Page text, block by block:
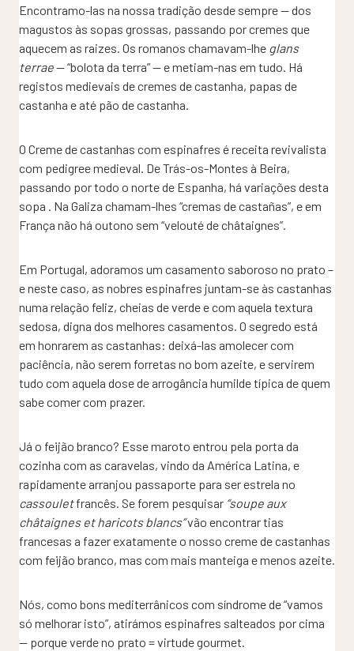
Encontramo-las na nossa tradição desde sempre — dos
magustos às sopas grossas, passando por cremes que
aquecem as raizes. Os romanos chamavam-lhe glans
terrae— “bolota da terra” — e metiam-nas em tudo. Há
registos medievais de cremes de castanha, papas de
castanha e até pão de castanha.
O Creme de castanhas com espinafres é receita revivalista
com pedigree medieval. De Trás-os-Montes à Beira,
passando por todo o norte de Espanha, há variações desta
sopa . Na Galiza chamam-lhes “cremas de castañas”, e em
França não há outono sem “velouté de châtaignes”.
Em Portugal, adoramos um casamento saboroso no prato –
e neste caso, as nobres espinafres juntam-se às castanhas
numa relação feliz, cheias de verde e com aquela textura
sedosa, digna dos melhores casamentos. O segredo está
em honrarem as castanhas: deixá-las amolecer com
paciência, não serem forretas no bom azeite, e servirem
tudo com aquela dose de arrogância humilde típica de quem
sabe comer com prazer.
Já o feijão branco? Esse maroto entrou pela porta da
cozinha com as caravelas, vindo da América Latina, e
rapidamente arranjou passaporte para ser estrela no
cassouletfrancês. Se forem pesquisar “soupe aux
châtaignes et haricots blancs”vão encontrar tias
francesas a fazer exatamente o nosso creme de castanhas
com feijão branco, mas com mais manteiga e menos azeite.
Nós, como bons mediterrânicos com síndrome de “vamos
só melhorar isto”, atirámos espinafres salteados por cima
— porque verde no prato = virtude gourmet.